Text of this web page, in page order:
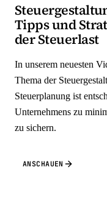
Tipps und
der Steuerlast
In unserem neuesten
Thema der
Steuerplanung ist
Unternehmens zu
zu sichern.
ANSCHAUEN